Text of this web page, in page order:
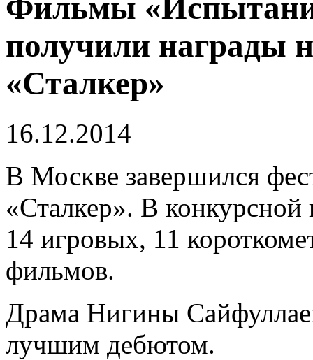
Фильмы
получили награды
«Сталкер»
16.12.2014
В Москве завершился
«Сталкер». В
14 игровых, 11
фильмов.
Драма Нигины
лучшим дебютом.